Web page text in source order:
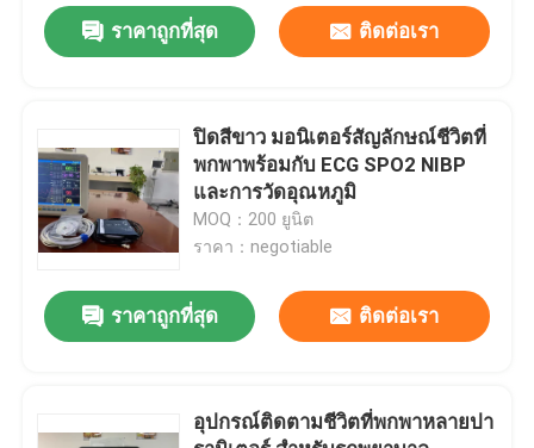
ราคาถูกที่สุด ติดต่อเรา
ปิดสีขาว มอนิเตอร์สัญลักษณ์ชีวิตที่
พกพาพร้อมกับ ECG SPO2 NIBP
และการวัดอุณหภูมิ
MOQ：200 ยูนิต
ราคา：negotiable
ราคาถูกที่สุด ติดต่อเรา
อุปกรณ์ติดตามชีวิตที่พกพาหลายปา